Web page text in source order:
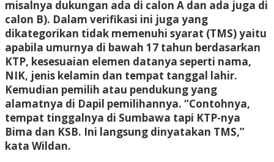
misalnya dukungan ada di calon A dan ada juga di
calon B). Dalam verifikasi ini juga yang
dikategorikan tidak memenuhi syarat (TMS) yaitu
apabila umurnya di bawah 17 tahun berdasarkan
KTP, kesesuaian elemen datanya seperti nama,
NIK, jenis kelamin dan tempat tanggal lahir.
Kemudian pemilih atau pendukung yang
alamatnya di Dapil pemilihannya. “Contohnya,
tempat tinggalnya di Sumbawa tapi KTP-nya
Bima dan KSB. Ini langsung dinyatakan TMS,”
kata Wildan.